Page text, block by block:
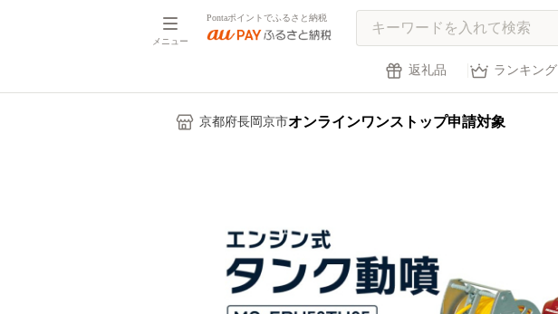
メニュー
Pontaポイントでふるさと納税
返礼品 ランキング
京都府長岡京市オンラインワンストップ申請対象